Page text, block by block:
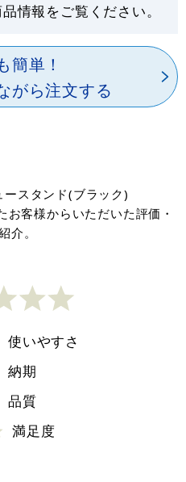
情報をご覧ください。
簡単！
がら注文する
スタンド(ブラック)
客様からいただいた評価・
介。
使いやすさ
納期
品質
満足度